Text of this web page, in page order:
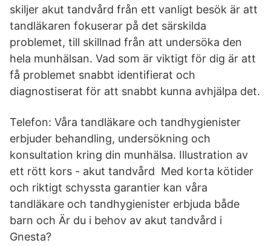
skiljer akut tandvård från ett vanligt besök är att
tandläkaren fokuserar på det särskilda
problemet, till skillnad från att undersöka den
hela munhälsan. Vad som är viktigt för dig är att
få problemet snabbt identifierat och
diagnostiserat för att snabbt kunna avhjälpa det.
Telefon: Våra tandläkare och tandhygienister
erbjuder behandling, undersökning och
konsultation kring din munhälsa. Illustration av
ett rött kors - akut tandvård Med korta kötider
och riktigt schyssta garantier kan våra
tandläkare och tandhygienister erbjuda både
barn och Är du i behov av akut tandvård i
Gnesta?